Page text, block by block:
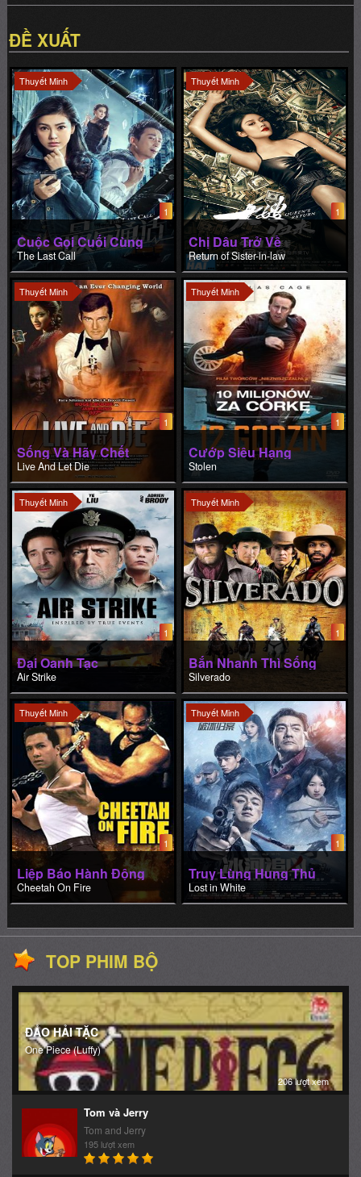
ĐỀ XUẤT
Thuyết Minh
1
Cuộc Gọi Cuối Cùng
The Last Call
Thuyết Minh
1
Chị Dâu Trở Về
Return of Sister-in-law
Thuyết Minh
1
Sống Và Hãy Chết
Live And Let Die
Thuyết Minh
1
Cướp Siêu Hạng
Stolen
Thuyết Minh
1
Đại Oanh Tạc
Air Strike
Thuyết Minh
1
Bắn Nhanh Thì Sống
Silverado
Thuyết Minh
1
Liệp Báo Hành Động
Cheetah On Fire
Thuyết Minh
1
Truy Lùng Hung Thủ
Lost in White
TOP PHIM BỘ
ĐẢO HẢI TẶC
One Piece (Luffy)
206 lượt xem
Tom và Jerry
Tom and Jerry
195 lượt xem